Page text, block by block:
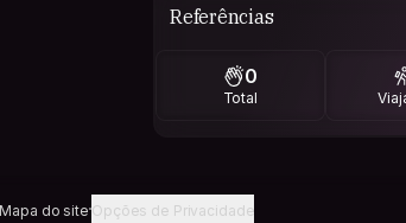
Referências
0
Total
Mapa do siteOpções de Privacidade